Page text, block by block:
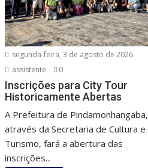
segunda-feira, 3 de agosto de 2026
assistente
0
Inscrições para City Tour
Historicamente Abertas
A Prefeitura de Pindamonhangaba,
através da Secretaria de Cultura e
Turismo, fará a abertura das
inscrições...